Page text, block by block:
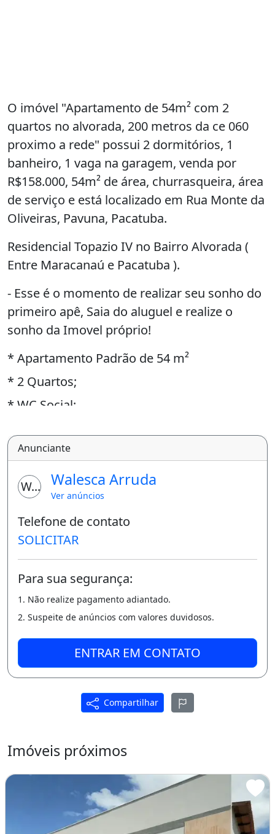
O imóvel "Apartamento de 54m² com 2
quartos no alvorada, 200 metros da ce 060
proximo a rede" possui 2 dormitórios, 1
banheiro, 1 vaga na garagem, venda por
R$158.000, 54m² de área, churrasqueira, área
de serviço e está localizado em Rua Monte da
Oliveiras, Pavuna, Pacatuba.
Residencial Topazio IV no Bairro Alvorada (
Entre Maracanaú e Pacatuba ).
- Esse é o momento de realizar seu sonho do
primeiro apê, Saia do aluguel e realize o
sonho da Imovel próprio!
* Apartamento Padrão de 54 m²
* 2 Quartos;
* WC Social;
* Cozinha Americana;
* Area de Serviço;
* Deck;
* Churrasqueira;
* Cerca Eletrica;
Diferenciais:
* 2 Quarteirões da CE 060;
* 7 Minutos do Centro de Maracanaú;
* Proximo a Parada de Onibus;
* Supermercados ( Mix Matheus, Assai e
* Posto de Saude;
* Escolas;
* Apenas R$ 158.000,00
Anunciante
WA Walesca Arruda
Ver anúncios
Telefone de contato
SOLICITAR
Para sua segurança:
1. Não realize pagamento adiantado.
2. Suspeite de anúncios com valores duvidosos.
ENTRAR EM CONTATO
Compartilhar
Imóveis próximos